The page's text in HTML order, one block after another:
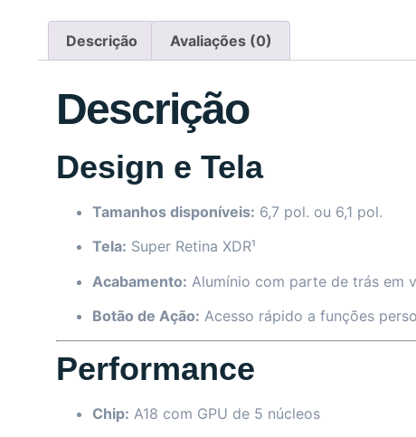
Descrição Avaliações (0)
Descrição
Design e Tela
Tamanhos disponíveis: 6,7 pol. ou 6,1 pol.
Tela: Super Retina XDR¹
Acabamento: Alumínio com parte de trás em
Botão de Ação: Acesso rápido a funções
Performance
Chip: A18 com GPU de 5 núcleos